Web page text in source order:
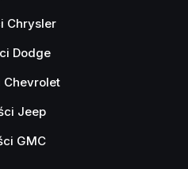
Chrysler
Dodge
Chevrolet
Jeep
GMC